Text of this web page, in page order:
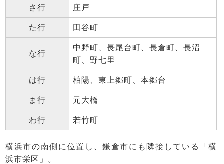
さ行 庄戸
た行 田谷町
な行
中野町、長尾台町、長倉町、長沼
町、野七里
は行 柏陽、東上郷町、本郷台
ま行 元大橋
わ行 若竹町
横浜市の南側に位置し、鎌倉市にも隣接している「横
浜市栄区」。